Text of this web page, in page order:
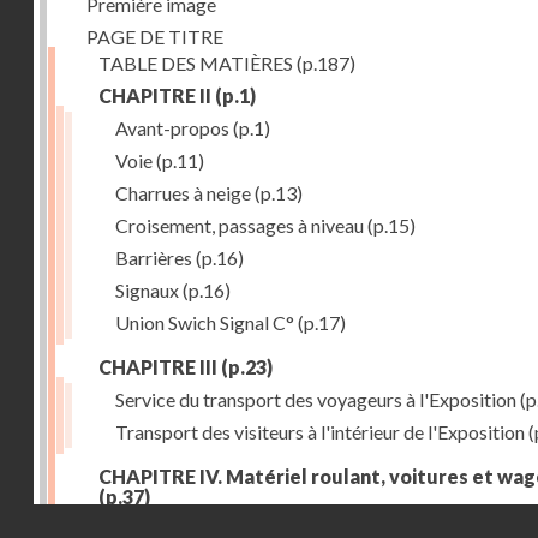
PAGE DE TITRE
TABLE DES MATIÈRES (p.187)
CHAPITRE II (p.1)
Avant-propos (p.1)
Voie(p.11)
Charrues à neige(p.13)
Croisement, passages à niveau(p.15)
Barrières (p.16)
Signaux(p.16)
Union Swich Signal C° (p.17)
CHAPITRE III (p.23)
Service du transport des voyageurs à l'Exposition
Transport des visiteurs à l'intérieur de l'Exposition
CHAPITRE IV. Matériel roulant, voitures et
(p.37)